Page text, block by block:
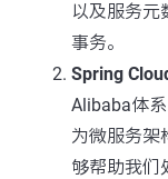
以及服务元
事务。
Spring
Alibaba体
为微服务架
够帮助我们